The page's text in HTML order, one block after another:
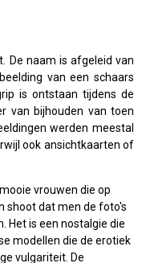
De naam is afgeleid van
van een schaars
is ontstaan tijdens de
van bijhouden van toen
werden meestal
ook ansichtkaarten of
vrouwen die op
shoot dat men de foto's
Het is een nostalgie die
modellen die de erotiek
vulgariteit. De